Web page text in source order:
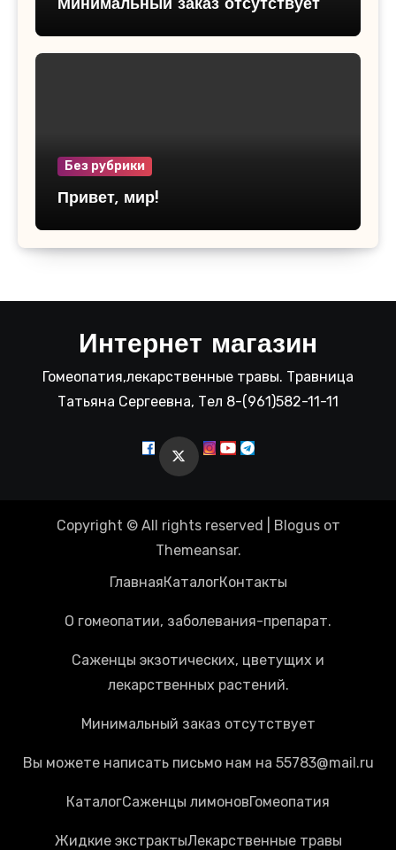
Минимальный заказ отсутствует
Без рубрики
Привет, мир!
Интернет магазин
Гомеопатия,лекарственные травы. Травница
Татьяна Сергеевна, Тел 8-(961)582-11-11
Copyright © All rights reserved Blogusот
Themeansar.
ГлавнаяКаталогКонтакты
О гомеопатии, заболевания-препарат.
Саженцы экзотических, цветущих и
лекарственных растений.
Минимальный заказ отсутствует
Вы можете написать письмо нам на 55783@mail.ru
КаталогCаженцы лимоновГомеопатия
Жидкие экстрактыЛекарственные травы